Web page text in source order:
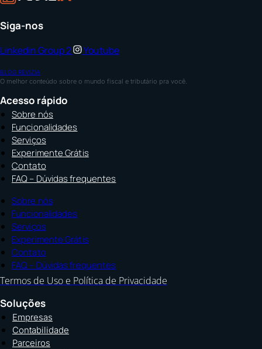
Siga-nos
LinkedinGroup 2 Youtube
BLOG REVIZIA
O melhor conteúdo sobre o mundo fiscal e tributário pra você.
Acesso rápido
Sobre nós
Funcionalidades
Serviços
Experimente Grátis
Contato
FAQ – Dúvidas frequentes
Sobre nós
Funcionalidades
Serviços
Experimente Grátis
Contato
FAQ – Dúvidas frequentes
Termos de Uso e Política de Privacidade
Soluções
Empresas
Contabilidade
Parceiros